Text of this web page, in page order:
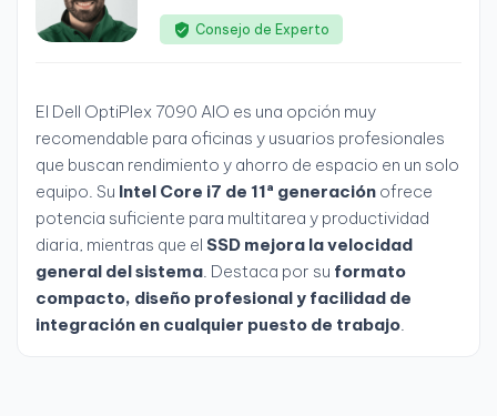
Consejo de Experto
El Dell OptiPlex 7090 AIO es una opción muy
recomendable para oficinas y usuarios profesionales
que buscan rendimiento y ahorro de espacio en un solo
equipo. Su Intel Core i7 de 11ª generación ofrece
potencia suficiente para multitarea y productividad
diaria, mientras que el SSD mejora la velocidad
general del sistema. Destaca por su formato
compacto, diseño profesional y facilidad de
integración en cualquier puesto de trabajo.